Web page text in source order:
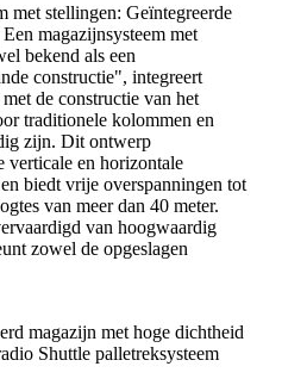
met stellingen: Geïntegreerde
magazijnsysteem met
bekend als een
constructie", integreert
de constructie van het
traditionele kolommen en
zijn. Dit ontwerp
verticale en horizontale
biedt vrije overspanningen tot
van meer dan 40 meter.
van hoogwaardig
zowel de opgeslagen